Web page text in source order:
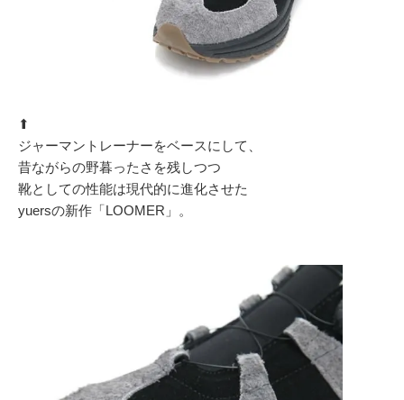
⬆︎
ジャーマントレーナーをベースにして、
昔ながらの野暮ったさを残しつつ
靴としての性能は現代的に進化させた
yuersの新作「LOOMER」。